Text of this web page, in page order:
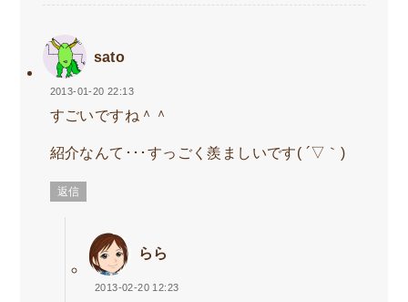
sato
2013-01-20 22:13
すごいですね＾＾
紹介なんて･･･すっごく羨ましいです( ´▽｀)
返信
らら
2013-02-20 12:23